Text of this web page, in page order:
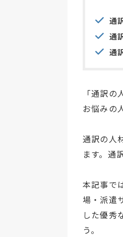
通
通
通
「通訳
お悩みの
通訳の人
ます。通
本記事で
場・派遣
した優秀
う。